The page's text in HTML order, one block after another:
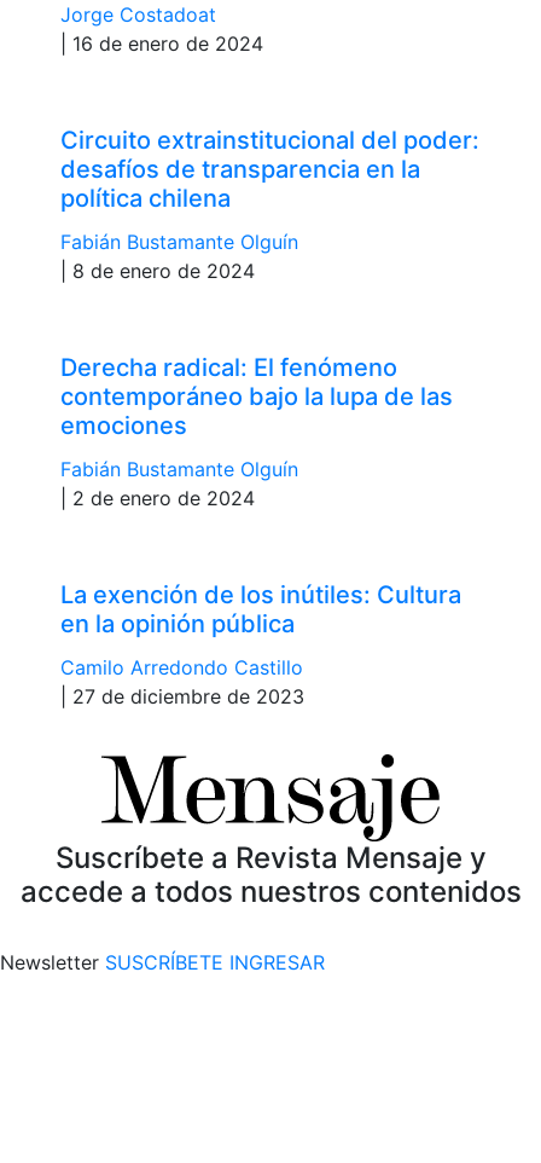
Jorge Costadoat
| 16 de enero de 2024
Circuito extrainstitucional del poder:
desafíos de transparencia en la
política chilena
Fabián Bustamante Olguín
| 8 de enero de 2024
Derecha radical: El fenómeno
contemporáneo bajo la lupa de las
emociones
Fabián Bustamante Olguín
| 2 de enero de 2024
La exención de los inútiles: Cultura
en la opinión pública
Camilo Arredondo Castillo
| 27 de diciembre de 2023
Suscríbete a Revista Mensaje y
accede a todos nuestros contenidos
Newsletter SUSCRÍBETE INGRESAR